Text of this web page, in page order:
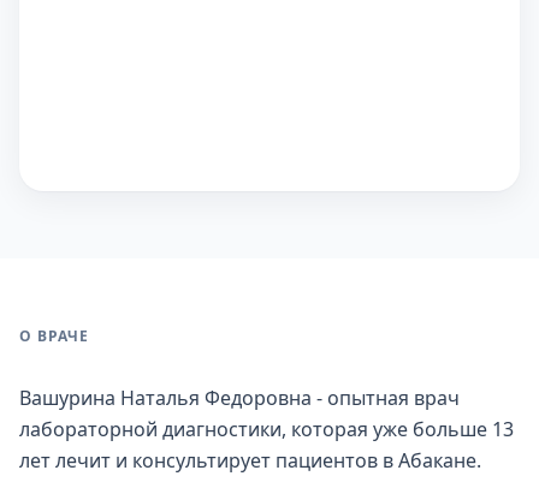
О ВРАЧЕ
Вашурина Наталья Федоровна - опытная врач
лабораторной диагностики, которая уже больше 13
лет лечит и консультирует пациентов в Абакане.